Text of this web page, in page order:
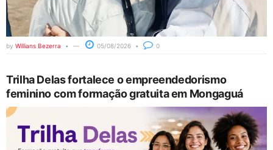
by Willians Bezerra 05/08/2026 0
Trilha Delas fortalece o empreendedorismo
feminino com formação gratuita em Mongaguá